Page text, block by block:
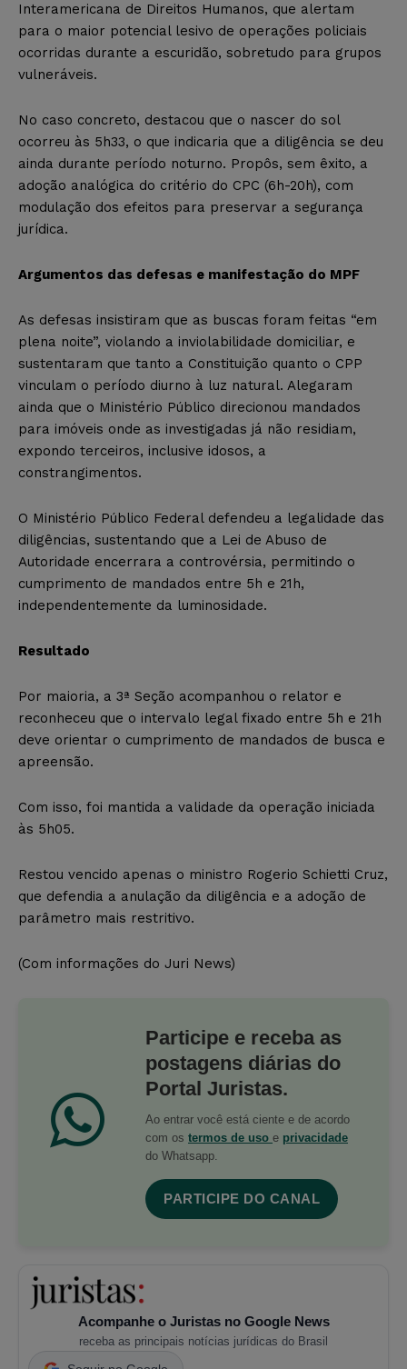
Interamericana de Direitos Humanos, que alertam
para o maior potencial lesivo de operações policiais
ocorridas durante a escuridão, sobretudo para grupos
vulneráveis.
No caso concreto, destacou que o nascer do sol
ocorreu às 5h33, o que indicaria que a diligência se deu
ainda durante período noturno. Propôs, sem êxito, a
adoção analógica do critério do CPC (6h-20h), com
modulação dos efeitos para preservar a segurança
jurídica.
Argumentos das defesas e manifestação do MPF
As defesas insistiram que as buscas foram feitas “em
plena noite”, violando a inviolabilidade domiciliar, e
sustentaram que tanto a Constituição quanto o CPP
vinculam o período diurno à luz natural. Alegaram
ainda que o Ministério Público direcionou mandados
para imóveis onde as investigadas já não residiam,
expondo terceiros, inclusive idosos, a
constrangimentos.
O Ministério Público Federal defendeu a legalidade das
diligências, sustentando que a Lei de Abuso de
Autoridade encerrara a controvérsia, permitindo o
cumprimento de mandados entre 5h e 21h,
independentemente da luminosidade.
Resultado
Por maioria, a 3ª Seção acompanhou o relator e
reconheceu que o intervalo legal fixado entre 5h e 21h
deve orientar o cumprimento de mandados de busca e
apreensão.
Com isso, foi mantida a validade da operação iniciada
às 5h05.
Restou vencido apenas o ministro Rogerio Schietti Cruz,
que defendia a anulação da diligência e a adoção de
parâmetro mais restritivo.
(Com informações do Juri News)
Participe e receba as
postagens diárias do
Portal Juristas.
Ao entrar você está ciente e de acordo
com os termos de uso e privacidade
do Whatsapp.
PARTICIPE DO CANAL
Acompanhe o Juristas no Google News
receba as principais notícias jurídicas do Brasil